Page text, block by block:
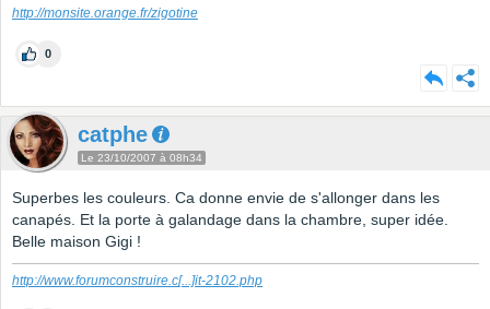
http://monsite.orange.fr/zigotine
0
catphe
Le 23/10/2007 à 08h34
Superbes les couleurs. Ca donne envie de s'allonger dans les
canapés. Et la porte à galandage dans la chambre, super idée.
Belle maison Gigi !
http://www.forumconstruire.c[...]it-2102.php